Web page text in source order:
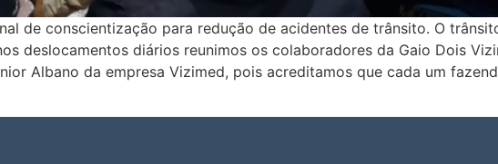
de conscientização para redução de acidentes de trânsito. O
deslocamentos diários reunimos os colaboradores da Gaio Dois
Albano da empresa Vizimed, pois acreditamos que cada um